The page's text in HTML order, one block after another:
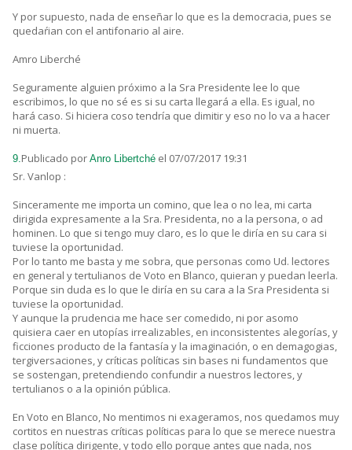
Y por supuesto, nada de enseñar lo que es la democracia, pues se
quedaŕian con el antifonario al aire.
Amro Liberché
Seguramente alguien próximo a la Sra Presidente lee lo que
escribimos, lo que no sé es si su carta llegará a ella. Es igual, no
hará caso. Si hiciera coso tendría que dimitir y eso no lo va a hacer
ni muerta.
9. Publicado por Anro Libertché el 07/07/2017 19:31
Sr. Vanlop :
Sinceramente me importa un comino, que lea o no lea, mi carta
dirigida expresamente a la Sra. Presidenta, no a la persona, o ad
hominen. Lo que si tengo muy claro, es lo que le diría en su cara si
tuviese la oportunidad.
Por lo tanto me basta y me sobra, que personas como Ud. lectores
en general y tertulianos de Voto en Blanco, quieran y puedan leerla.
Porque sin duda es lo que le diría en su cara a la Sra Presidenta si
tuviese la oportunidad.
Y aunque la prudencia me hace ser comedido, ni por asomo
quisiera caer en utopías irrealizables, en inconsistentes alegorías, y
ficciones producto de la fantasía y la imaginación, o en demagogias,
tergiversaciones, y críticas políticas sin bases ni fundamentos que
se sostengan, pretendiendo confundir a nuestros lectores, y
tertulianos o a la opinión pública.
En Voto en Blanco, No mentimos ni exageramos, nos quedamos muy
cortitos en nuestras críticas políticas para lo que se merece nuestra
clase política dirigente, y todo ello porque antes que nada, nos